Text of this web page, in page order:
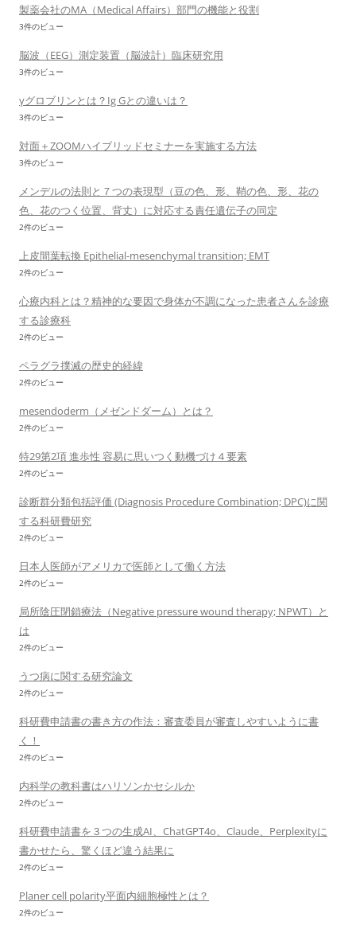
製薬会社のMA（Medical Affairs）部門の機能と役割
3件のビュー
脳波（EEG）測定装置（脳波計）臨床研究用
3件のビュー
γグロブリンとは？Ig Gとの違いは？
3件のビュー
対面＋ZOOMハイブリッドセミナーを実施する方法
3件のビュー
メンデルの法則と７つの表現型（豆の色、形、鞘の色、形、花の
色、花のつく位置、背丈）に対応する責任遺伝子の同定
2件のビュー
上皮間葉転換 Epithelial-mesenchymal transition; EMT
2件のビュー
心療内科とは？精神的な要因で身体が不調になった患者さんを診療
する診療科
2件のビュー
ペラグラ撲滅の歴史的経緯
2件のビュー
mesendoderm（メゼンドダーム）とは？
2件のビュー
特29第2項 進歩性 容易に思いつく動機づけ４要素
2件のビュー
診断群分類包括評価 (Diagnosis Procedure Combination; DPC)に関
する科研費研究
2件のビュー
日本人医師がアメリカで医師として働く方法
2件のビュー
局所陰圧閉鎖療法（Negative pressure wound therapy; NPWT）と
は
2件のビュー
うつ病に関する研究論文
2件のビュー
科研費申請書の書き方の作法：審査委員が審査しやすいように書
く！
2件のビュー
内科学の教科書はハリソンかセシルか
2件のビュー
科研費申請書を３つの生成AI、ChatGPT4o、Claude、Perplexityに
書かせたら、驚くほど違う結果に
2件のビュー
Planer cell polarity平面内細胞極性とは？
2件のビュー